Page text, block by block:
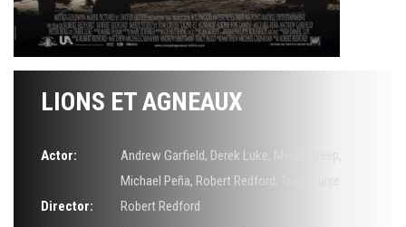
LIONS ET AGNEAUX
Actor: Andrew Garfield, Derek Luke,
Michael Peña, Robert Redford
Director:
Robert Redford